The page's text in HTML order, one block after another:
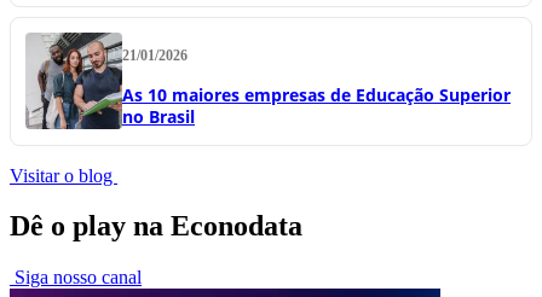
21/01/2026
As 10 maiores empresas de Educação Superior
no Brasil
Visitar o blog
Dê o play na Econodata
Siga nosso canal